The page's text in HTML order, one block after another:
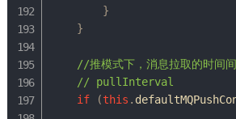
}
}
//推模式下，消息拉取的时间
// pullInterval
if
(this .